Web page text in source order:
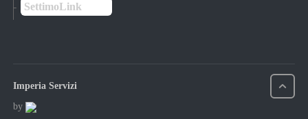
SettimoLink
Imperia Servizi
by